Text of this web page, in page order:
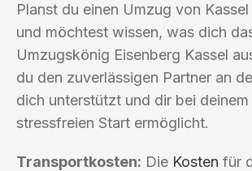
Planst du einen Umzug von
und möchtest wissen, was dich
Umzugskönig Eisenberg Kassel
du den zuverlässigen Partner an
dich unterstützt und dir bei
stressfreien Start ermöglicht.
Transportkosten: Die Kosten für